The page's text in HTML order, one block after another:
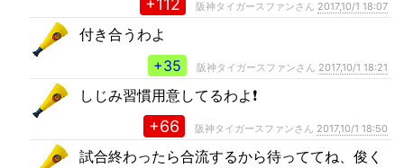
+112 阪神タイガースファンさん 2017,10/1 18:07
付き合うわよ
+35
阪神タイガースファンさん 2017,10/1 18:21
しじみ習慣用意してるわよ❗
+66 阪神タイガースファンさん 2017,10/1 18:50
試合終わったら合流するから待っててね、俊く